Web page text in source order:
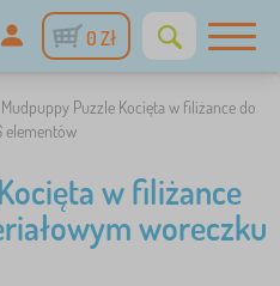
0 Zł
Mudpuppy Puzzle Kocięta w filiżance do
elementów
w filiżance
woreczku